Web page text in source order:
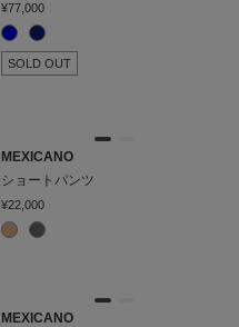
¥77,000
SOLD OUT
MEXICANO
ショートパンツ
¥22,000
MEXICANO